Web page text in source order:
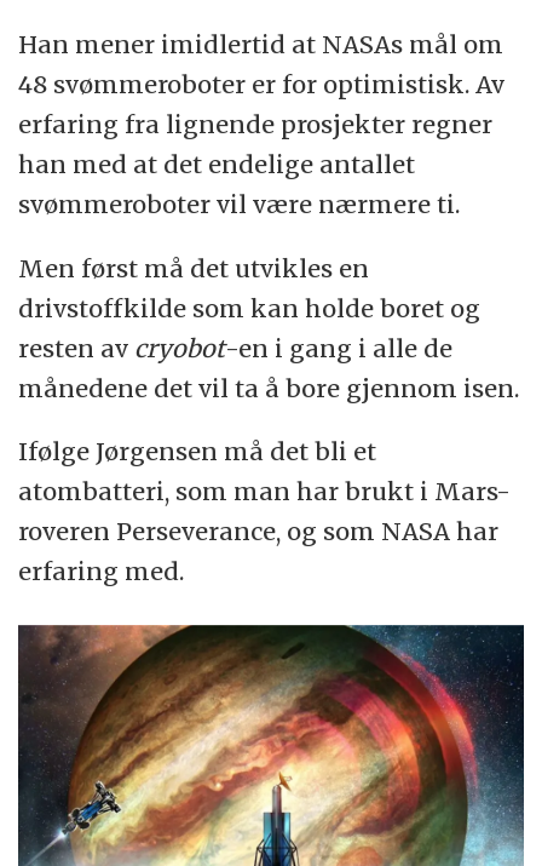
Han mener imidlertid at NASAs mål om
48 svømmeroboter er for optimistisk. Av
erfaring fra lignende prosjekter regner
han med at det endelige antallet
svømmeroboter vil være nærmere ti.
Men først må det utvikles en
drivstoffkilde som kan holde boret og
resten av cryobot-en i gang i alle de
månedene det vil ta å bore gjennom isen.
Ifølge Jørgensen må det bli et
atombatteri, som man har brukt i Mars-
roveren Perseverance, og som NASA har
erfaring med.